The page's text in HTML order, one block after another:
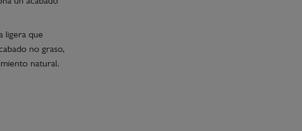
ligera que
no graso,
natural.